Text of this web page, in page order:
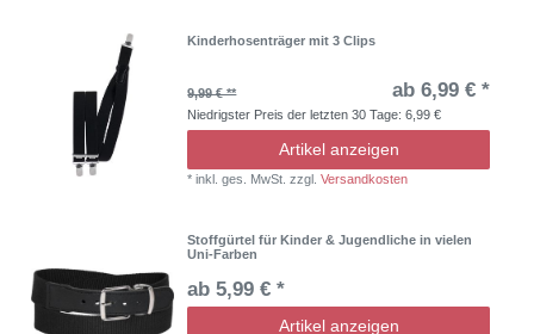
Kinderhosenträger mit 3 Clips
9,99 € ** ab 6,99 € *
Niedrigster Preis der letzten 30 Tage:6,99 €
Artikel anzeigen
*inkl. ges. MwSt. zzgl.Versandkosten
Stoffgürtel für Kinder & Jugendliche in vielen
Uni-Farben
ab 5,99 € *
Artikel anzeigen